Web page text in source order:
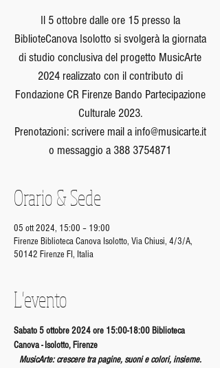
Il 5 ottobre dalle ore 15 presso la
BiblioteCanova Isolotto si svolgerà la giornata
di studio conclusiva del progetto MusicArte
2024 realizzato con il contributo di
Fondazione CR Firenze Bando Partecipazione
Culturale 2023.
Prenotazioni: scrivere mail a info@musicarte.it
o messaggio a 388 3754871
Orario & Sede
05 ott 2024, 15:00 – 19:00
Firenze Biblioteca Canova Isolotto, Via Chiusi, 4/3/A,
50142 Firenze FI, Italia
L'evento
Sabato 5 ottobre 2024 ore 15:00-18:00 Biblioteca
Canova - Isolotto, Firenze
MusicArte: crescere tra pagine, suoni e colori, insieme.